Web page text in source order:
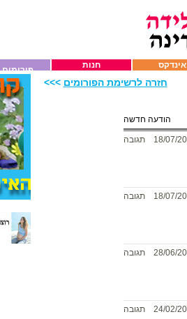
פורומים חנות אינדקס
חזרה לרשימת הפורומים >>>
הודעה חדשה
תגובה
תגובה
תגובה
תגובה